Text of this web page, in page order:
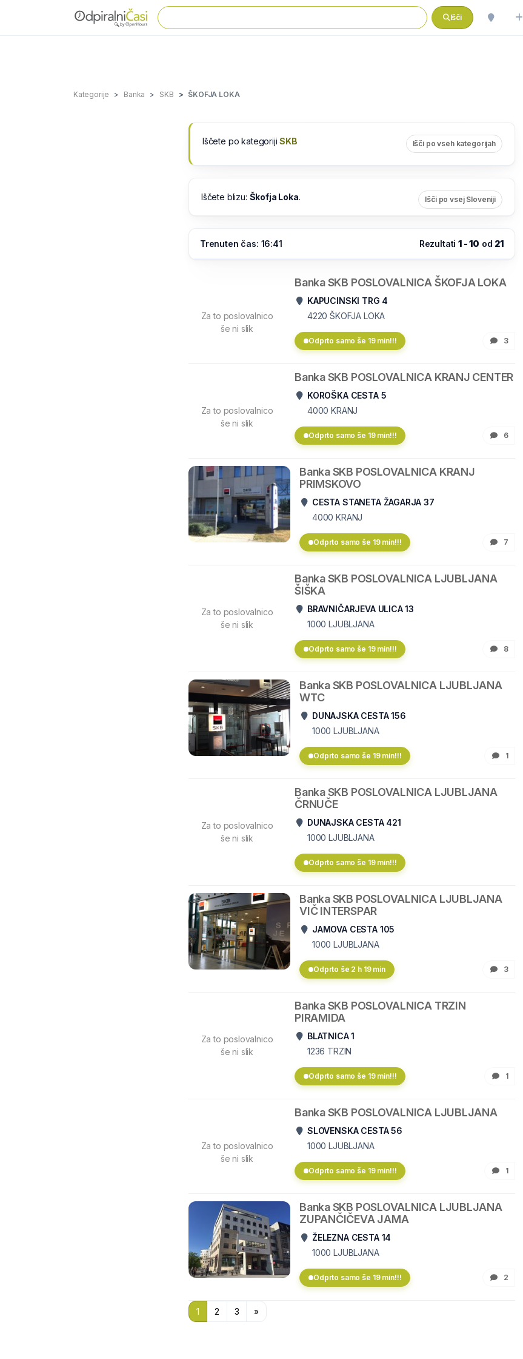
Išči
Kategorije Banka SKB ŠKOFJA LOKA
Iščete po kategorijiSKB Išči po vseh kategorijah
Iščete blizu: Škofja Loka. Išči po vsej Sloveniji
Trenuten čas: 16:41 Rezultati1 - 10 od 21
Za to poslovalnico
še ni slik
Banka SKB POSLOVALNICA ŠKOFJA LOKA
KAPUCINSKI TRG 4
4220 ŠKOFJA LOKA
Odprto samo še 19 min!!! 3
Za to poslovalnico
še ni slik
Banka SKB POSLOVALNICA KRANJ CENTER
KOROŠKA CESTA 5
4000 KRANJ
Odprto samo še 19 min!!! 6
Banka SKB POSLOVALNICA KRANJ
PRIMSKOVO
CESTA STANETA ŽAGARJA 37
4000 KRANJ
Odprto samo še 19 min!!! 7
Za to poslovalnico
še ni slik
Banka SKB POSLOVALNICA LJUBLJANA
ŠIŠKA
BRAVNIČARJEVA ULICA 13
1000 LJUBLJANA
Odprto samo še 19 min!!! 8
Banka SKB POSLOVALNICA LJUBLJANA
WTC
DUNAJSKA CESTA 156
1000 LJUBLJANA
Odprto samo še 19 min!!! 1
Za to poslovalnico
še ni slik
Banka SKB POSLOVALNICA LJUBLJANA
ČRNUČE
DUNAJSKA CESTA 421
1000 LJUBLJANA
Odprto samo še 19 min!!!
Banka SKB POSLOVALNICA LJUBLJANA
VIČ INTERSPAR
JAMOVA CESTA 105
1000 LJUBLJANA
Odprto še 2 h 19 min 3
Za to poslovalnico
še ni slik
Banka SKB POSLOVALNICA TRZIN
PIRAMIDA
BLATNICA 1
1236 TRZIN
Odprto samo še 19 min!!! 1
Za to poslovalnico
še ni slik
Banka SKB POSLOVALNICA LJUBLJANA
SLOVENSKA CESTA 56
1000 LJUBLJANA
Odprto samo še 19 min!!! 1
Banka SKB POSLOVALNICA LJUBLJANA
ZUPANČIČEVA JAMA
ŽELEZNA CESTA 14
1000 LJUBLJANA
Odprto samo še 19 min!!! 2
1 2 3 »